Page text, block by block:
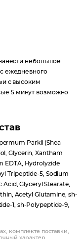
небольшое
ежедневного
с высоким
5 минут возможно
Parkii (Shea
Glycerin, Xantham
EDTA, Hydrolyzide
Tripeptide-5, Sodium
Acid, Glyceryl Stearate,
Acetyl Glutamine, sh-
1, sh-Polypeptide-9,
комплекте поставки,
характер.